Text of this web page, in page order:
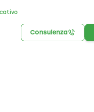
Consulenza